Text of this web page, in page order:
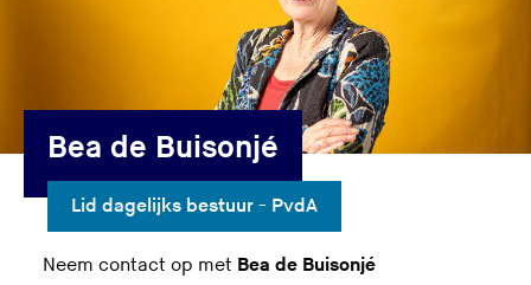
Bea de Buisonjé
Lid dagelijks bestuur - PvdA
Neem contact op met Bea de Buisonjé